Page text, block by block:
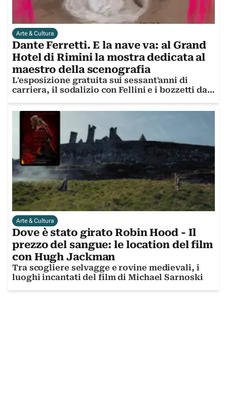
Arte & Cultura
Dante Ferretti. E la nave va: al Grand
Hotel di Rimini la mostra dedicata al
maestro della scenografia
L'esposizione gratuita sui sessant'anni di
carriera, il sodalizio con Fellini e i bozzetti da
Arte & Cultura
Dove è stato girato Robin Hood - Il
prezzo del sangue: le location del film
con Hugh Jackman
Tra scogliere selvagge e rovine medievali, i
luoghi incantati del film di Michael Sarnoski